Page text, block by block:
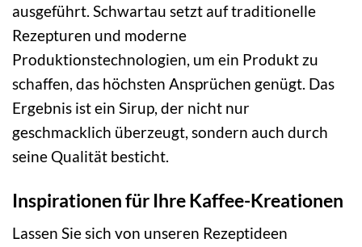
ausgeführt. Schwartau setzt auf traditionelle
Rezepturen und moderne
Produktionstechnologien, um ein Produkt zu
schaffen, das höchsten Ansprüchen genügt. Das
Ergebnis ist ein Sirup, der nicht nur
geschmacklich überzeugt, sondern auch durch
seine Qualität besticht.
Inspirationen für Ihre Kaffee-Kreationen
Lassen Sie sich von unseren Rezeptideen